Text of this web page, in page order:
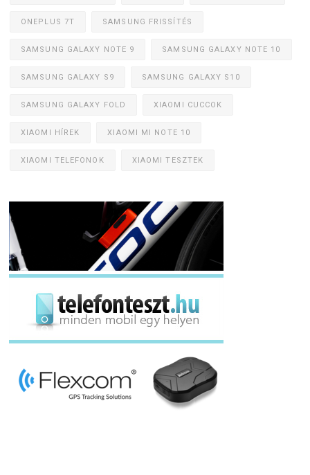
ONEPLUS 7T SAMSUNG FRISSÍTÉS
SAMSUNG GALAXY NOTE 9 SAMSUNG GALAXY NOTE 10
SAMSUNG GALAXY S9 SAMSUNG GALAXY S10
SAMSUNG GALAXY FOLD XIAOMI CUCCOK
XIAOMI HÍREK XIAOMI MI NOTE 10
XIAOMI TELEFONOK XIAOMI TESZTEK